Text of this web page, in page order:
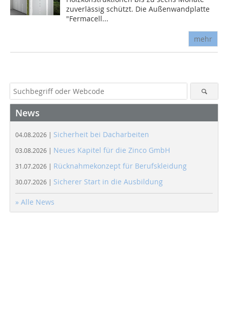
zuverlässig schützt. Die Außenwandplatte
"Fermacell...
mehr
News
04.08.2026 | Sicherheit bei Dacharbeiten
03.08.2026 | Neues Kapitel für die Zinco GmbH
31.07.2026 | Rücknahmekonzept für Berufskleidung
30.07.2026 | Sicherer Start in die Ausbildung
» Alle News